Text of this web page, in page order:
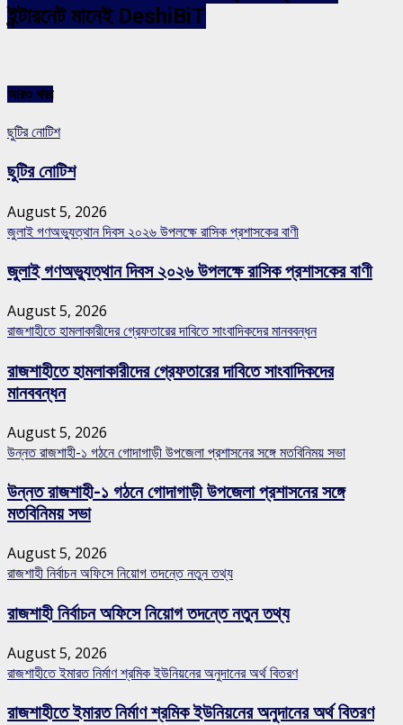
ইন্টারনেট মানেই DeshiBiT
আরও খবর
ছুটির নোটিশ
ছুটির নোটিশ
August 5, 2026
জুলাই গণঅভ্যুত্থান দিবস ২০২৬ উপলক্ষে রাসিক প্রশাসকের বাণী
জুলাই গণঅভ্যুত্থান দিবস ২০২৬ উপলক্ষে রাসিক প্রশাসকের বাণী
August 5, 2026
রাজশাহীতে হামলাকারীদের গ্রেফতারের দাবিতে সাংবাদিকদের মানববন্ধন
রাজশাহীতে হামলাকারীদের গ্রেফতারের দাবিতে সাংবাদিকদের
মানববন্ধন
August 5, 2026
উন্নত রাজশাহী-১ গঠনে গোদাগাড়ী উপজেলা প্রশাসনের সঙ্গে মতবিনিময় সভা
উন্নত রাজশাহী-১ গঠনে গোদাগাড়ী উপজেলা প্রশাসনের সঙ্গে
মতবিনিময় সভা
August 5, 2026
রাজশাহী নির্বাচন অফিসে নিয়োগ তদন্তে নতুন তথ্য
রাজশাহী নির্বাচন অফিসে নিয়োগ তদন্তে নতুন তথ্য
August 5, 2026
রাজশাহীতে ইমারত নির্মাণ শ্রমিক ইউনিয়নের অনুদানের অর্থ বিতরণ
রাজশাহীতে ইমারত নির্মাণ শ্রমিক ইউনিয়নের অনুদানের অর্থ বিতরণ